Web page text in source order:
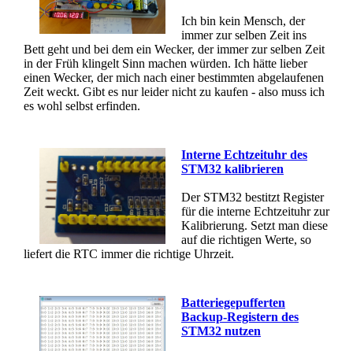
Ich bin kein Mensch, der
immer zur selben Zeit ins
Bett geht und bei dem ein Wecker, der immer zur selben Zeit
in der Früh klingelt Sinn machen würden. Ich hätte lieber
einen Wecker, der mich nach einer bestimmten abgelaufenen
Zeit weckt. Gibt es nur leider nicht zu kaufen - also muss ich
es wohl selbst erfinden.
Interne Echtzeituhr des
STM32 kalibrieren
Der STM32 bestitzt Register
für die interne Echtzeituhr zur
Kalibrierung. Setzt man diese
auf die richtigen Werte, so
liefert die RTC immer die richtige Uhrzeit.
Batteriegepufferten
Backup-Registern des
STM32 nutzen